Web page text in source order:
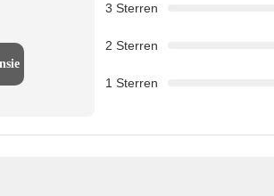
3 Sterren
2 Sterren
1 Sterren